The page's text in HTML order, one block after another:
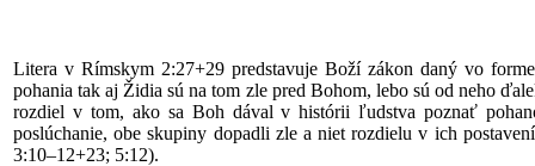
Litera v Rímskym 2:27+29 predstavuje Boží zákon daný vo
pohania tak aj Židia sú na tom zle pred Bohom, lebo sú od neho
rozdiel v tom, ako sa Boh dával v histórii ľudstva poznať
poslúchanie, obe skupiny dopadli zle a niet rozdielu v ich
3:10–12+23; 5:12).